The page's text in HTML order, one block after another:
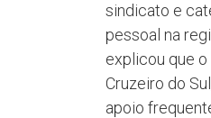
sindicato e
pessoal na
explicou que
Cruzeiro do
apoio